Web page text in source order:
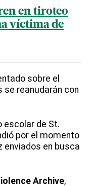
en tiroteo
víctima de
sobre el
se reanudarán con
escolar de St.
por el momento
enviados en busca
Archive,